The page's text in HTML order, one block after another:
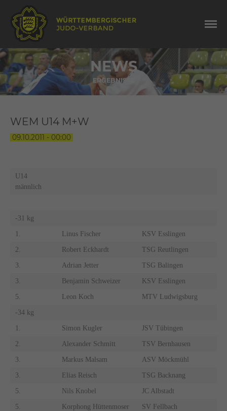
NEWS
ERGEBNISSE
WEM U14 M+W
09.10.2011 - 00:00
U14
männlich
-31 kg
1. Linus Fischer KSV Esslingen
2. Robert Eckhardt TSG Reutlingen
3. Adrian Jetter TSG Balingen
3. Benjamin Schweizer KSV Esslingen
5. Leon Koch MTV Ludwigsburg
-34 kg
1. Simon Kugler JSV Tübingen
2. Alexander Schmitt TSV Bernhausen
3. Markus Malsam ASV Möckmühl
3. Elias Reisch TSG Backnang
5. Nils Knobel JC Albstadt
5. Korphong Hüttenmoser SV Fellbach